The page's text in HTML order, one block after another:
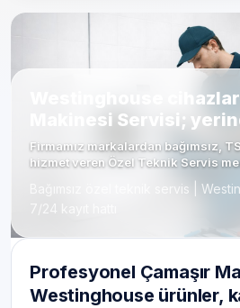
Westinghouse
Makinesi Servisi;
Firmamız markalardan bağımsız,
hizmet veren Özel Teknik Servis
Bağımsız özel teknik servis |
7/24 kayıt hattı
Profesyonel Çamaşır
Westinghouse ürünler,